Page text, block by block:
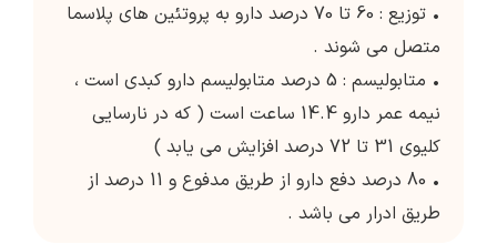
• توزیع : 60 تا 70 درصد دارو به پروتئین های پلاسما
متصل می شوند .
• متابولیسم : 5 درصد متابولیسم دارو کبدی است ،
نیمه عمر دارو 14.4 ساعت است ( که در نارسایی
کلیوی 31 تا 72 درصد افزایش می یابد )
• 80 درصد دفع دارو از طریق مدفوع و 11 درصد از
طریق ادرار می باشد .